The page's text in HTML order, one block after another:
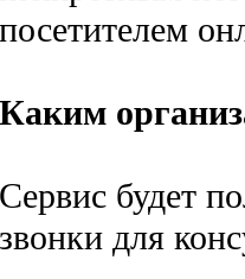
посетителем
Каким
Сервис будет
звонки для